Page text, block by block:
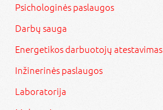
Psichologinės paslaugos
Darbų sauga
Energetikos darbuotojų atestavimas
Inžinerinės paslaugos
Laboratorija